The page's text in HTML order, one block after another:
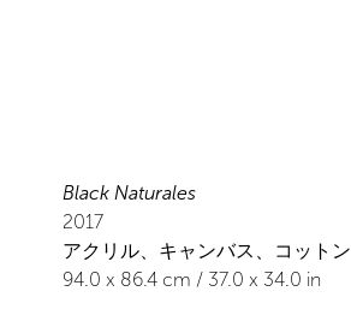
Black Naturales
2017
アクリル、キャンバス、コットン
94.0 x 86.4 cm / 37.0 x 34.0 in